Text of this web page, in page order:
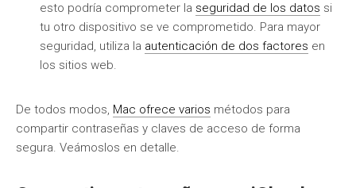
esto podría comprometer la seguridad de los datos si
tu otro dispositivo se ve comprometido. Para mayor
seguridad, utiliza la autenticación de dos factores en
los sitios web.
De todos modos, Mac ofrece varios métodos para
compartir contraseñas y claves de acceso de forma
segura. Veámoslos en detalle.